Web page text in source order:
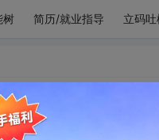
树 简历/就业指导 立码吐
喜欢万物都静